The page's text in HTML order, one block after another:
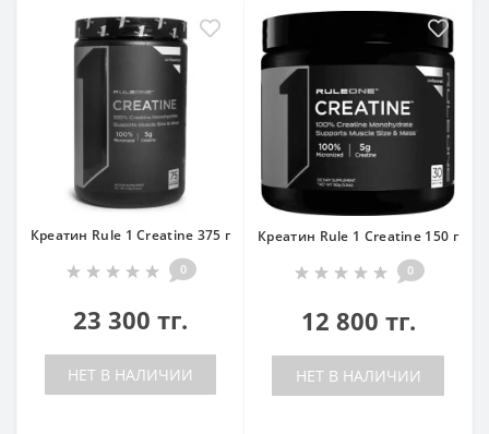
Креатин Rule 1 Creatine 375 г
0
23 300 тг.
НЕТ В НАЛИЧИИ
Креатин Rule 1 Creatine 150 г
0
12 800 тг.
НЕТ В НАЛИЧИИ